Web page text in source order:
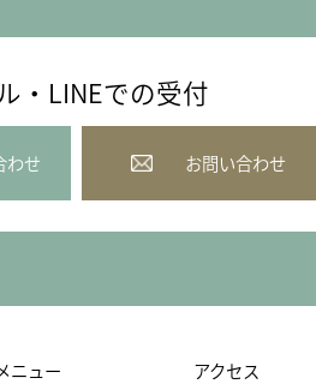
・LINEでの受付
わせ お問い合わせ
ニュー アクセス